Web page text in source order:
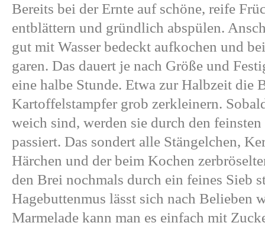
Bereits bei der Ernte auf schöne, reife
entblättern und gründlich abspülen.
gut mit Wasser bedeckt aufkochen und
garen. Das dauert je nach Größe und
eine halbe Stunde. Etwa zur Halbzeit die
Kartoffelstampfer grob zerkleinern.
weich sind, werden sie durch den
passiert. Das sondert alle Stängelchen,
Härchen und der beim Kochen
den Brei nochmals durch ein feines Sieb
Hagebuttenmus lässt sich nach Belieben
Marmelade kann man es einfach mit